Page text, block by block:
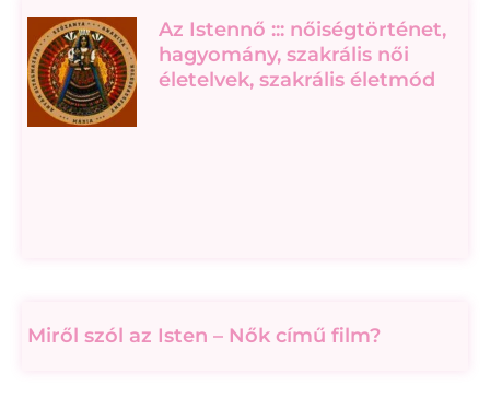
Az Istennő ::: nőiségtörténet,
hagyomány, szakrális női
életelvek, szakrális életmód
Miről szól az Isten – Nők című film?